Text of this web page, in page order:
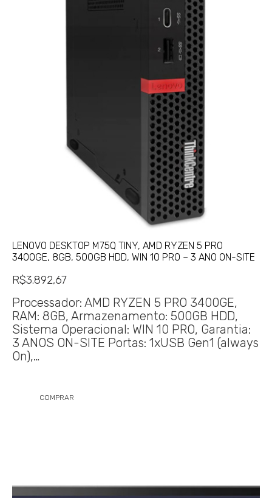
LENOVO DESKTOP M75Q TINY, AMD RYZEN 5 PRO
3400GE, 8GB, 500GB HDD, WIN 10 PRO – 3 ANO ON-SITE
R$3.892,67
Processador: AMD RYZEN 5 PRO 3400GE,
RAM: 8GB, Armazenamento: 500GB HDD,
Sistema Operacional: WIN 10 PRO, Garantia:
3 ANOS ON-SITE Portas: 1xUSB Gen1 (always
On),…
COMPRAR